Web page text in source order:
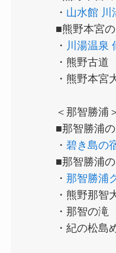
・ 山水館 川
■熊野本宮
・ 川湯温泉
・熊野古道
・熊野本宮
＜那智勝浦
■那智勝浦
・碧き島の
■那智勝浦
・那智勝浦
・熊野那智
・那智の滝
・紀の松島